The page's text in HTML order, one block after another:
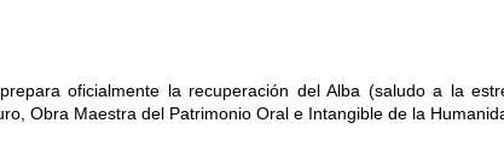
oficialmente la recuperación del Alba (saludo a la
Obra Maestra del Patrimonio Oral e Intangible de la